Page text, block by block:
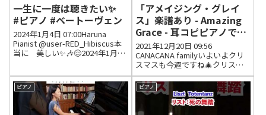
一生に一度は聴きたい✨
#ピアノ #ベートーヴェン
2024年1月4日 07:00Haruna
Pianist @user-RED_Hibiscus本
当に 美しい✨🎶😌2024年1月6
2024年1月4日 19:5...
「アメイジング・グレイ
ス」楽譜あり - Amazing
Grace - 耳コピピアノで弾
いてみた - Piano Cover -
CANACANA
2021年12月20日 09:56
CANACANA familyいよいよクリ
スマスも今週ですね🎄クリスマ
スにも、ピッタリの曲♡みなさ
ん、色々なことを願いながらゆ
っくりと聞いてくださいねっ( ˘
³˘)˚✧₊⁎いつもたくさんの応援あ
りがとう...
ピアノ ピアノ